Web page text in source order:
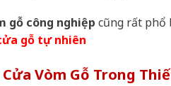
gỗ công nghiệp cũng rất phổ
gỗ tự nhiên
Cửa Vòm Gỗ Trong